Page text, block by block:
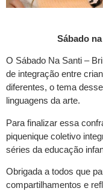
Sábado
O Sábado Na Santi –
de integração entre
diferentes, o tema
linguagens da arte.
Para finalizar essa
piquenique coletivo
séries da educação
Obrigada a todos que
compartilhamentos e